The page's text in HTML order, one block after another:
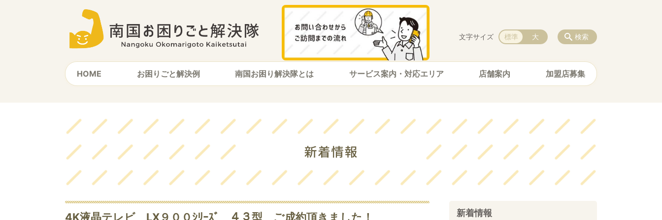
HOME お困りごと解決例 南国お困り解決隊とは サービス案内・対応エリア 店舗案内 加盟店募集
検索
文字サイズ 標準 大
4K液晶テレビ LX９００ｼﾘｰｽﾞ ４３型 ご成約頂きました！ 新着情報